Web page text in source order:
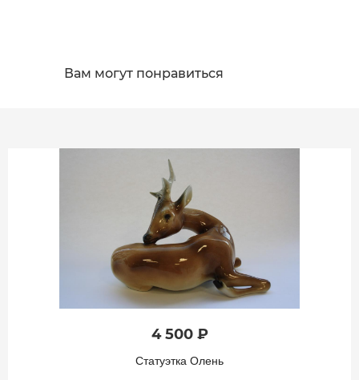
Вам могут понравиться
4 500 ₽
Статуэтка Олень